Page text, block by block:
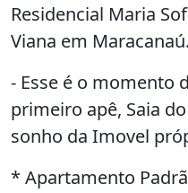
Residencial Maria
Viana em Maracanaú.
- Esse é o momento
primeiro apê, Saia
sonho da Imovel
* Apartamento